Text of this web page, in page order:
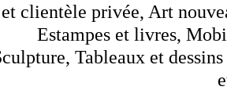
clientèle privée, Art
Estampes et livres,
Tableaux et